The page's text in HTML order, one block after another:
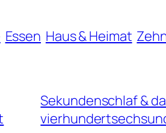
Essen Haus & Heimat
Sekundenschlaf &